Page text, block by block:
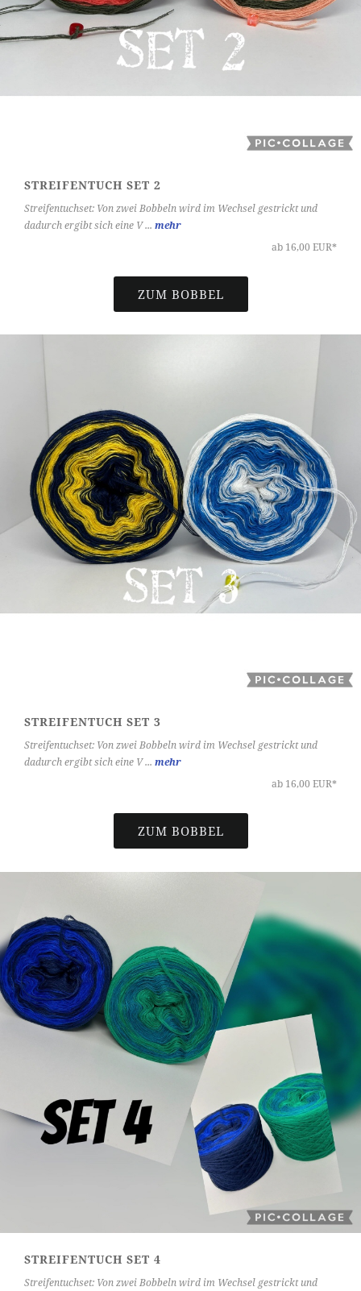
STREIFENTUCH SET 2
Streifentuchset: Von zwei Bobbeln wird im Wechsel gestrickt und
dadurch ergibt sich eine V ... mehr
ab 16,00 EUR*
ZUM BOBBEL
STREIFENTUCH SET 3
Streifentuchset: Von zwei Bobbeln wird im Wechsel gestrickt und
dadurch ergibt sich eine V ... mehr
ab 16,00 EUR*
ZUM BOBBEL
STREIFENTUCH SET 4
Streifentuchset: Von zwei Bobbeln wird im Wechsel gestrickt und